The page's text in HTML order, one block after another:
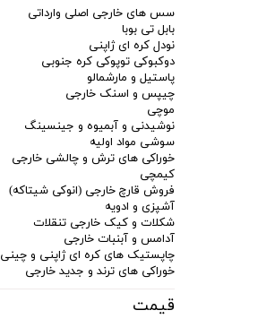
سس های خارجی اصلی وارداتی
بابل تی بوبا
نودل کره ای ژاپنی
دوکبوکی توپوکی کره جنوبی
پاستیل و مارشمالو
چیپس و اسنک خارجی
موچی
نوشیدنی و آبمیوه و جینسینگ
سوشی مواد اولیه
خوراکی های ترش و چالشی خارجی
کیمچی
فروش قارچ خارجی (انوکی شیتاکه)
آشپزی و ادویه
شکلات و کیک خارجی تنقلات
آدامس و آبنبات خارجی
چاپستیک های کره ای ژاپنی و چینی
خوراکی های ترند و جدید خارجی
قیمت